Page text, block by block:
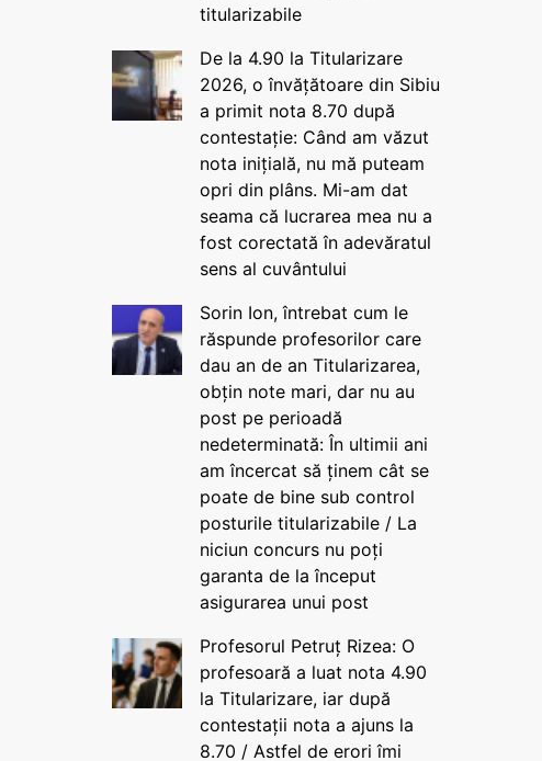
titularizabile
De la 4.90 la Titularizare
2026, o învățătoare din Sibiu
a primit nota 8.70 după
contestație: Când am văzut
nota inițială, nu mă puteam
opri din plâns. Mi-am dat
seama că lucrarea mea nu a
fost corectată în adevăratul
sens al cuvântului
Sorin Ion, întrebat cum le
răspunde profesorilor care
dau an de an Titularizarea,
obțin note mari, dar nu au
post pe perioadă
nedeterminată: În ultimii ani
am încercat să ținem cât se
poate de bine sub control
posturile titularizabile / La
niciun concurs nu poți
garanta de la început
asigurarea unui post
Profesorul Petruț Rizea: O
profesoară a luat nota 4.90
la Titularizare, iar după
contestații nota a ajuns la
8.70 / Astfel de erori îmi